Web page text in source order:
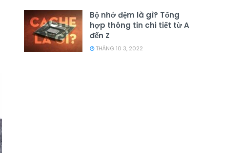
Bộ nhớ đệm là gì? Tổng
hợp thông tin chi tiết từ A
đến Z
THÁNG 10 3, 2022